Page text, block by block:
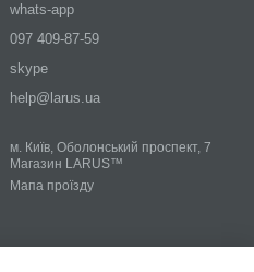
whats-app
097 409-87-59
skype
help@larus.ua
м. Київ, Оболонський проспект, 7
Магазин LARUS™
Мапа проїзду